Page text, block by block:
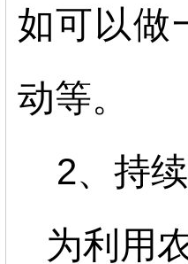
如可以做
动等。
2、持
为利用